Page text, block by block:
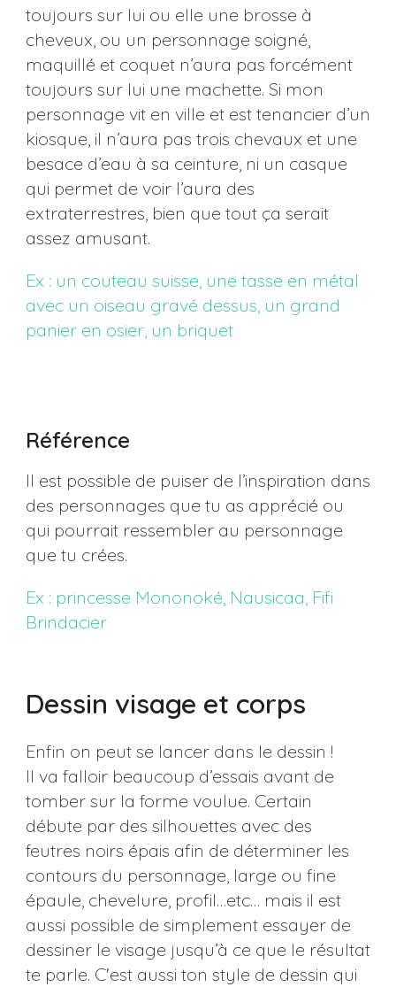
toujours sur lui ou elle une brosse à
cheveux, ou un personnage soigné,
maquillé et coquet n’aura pas forcément
toujours sur lui une machette. Si mon
personnage vit en ville et est tenancier d’un
kiosque, il n’aura pas trois chevaux et une
besace d’eau à sa ceinture, ni un casque
qui permet de voir l’aura des
extraterrestres, bien que tout ça serait
assez amusant.
Ex : un couteau suisse, une tasse en métal
avec un oiseau gravé dessus, un grand
panier en osier, un briquet
Référence
Il est possible de puiser de l’inspiration dans
des personnages que tu as apprécié ou
qui pourrait ressembler au personnage
que tu crées.
Ex : princesse Mononoké, Nausicaa, Fifi
Brindacier
Dessin visage et corps
Enfin on peut se lancer dans le dessin !
Il va falloir beaucoup d’essais avant de
tomber sur la forme voulue. Certain
débute par des silhouettes avec des
feutres noirs épais afin de déterminer les
contours du personnage, large ou fine
épaule, chevelure, profil…etc… mais il est
aussi possible de simplement essayer de
dessiner le visage jusqu’à ce que le résultat
te parle. C'est aussi ton style de dessin qui